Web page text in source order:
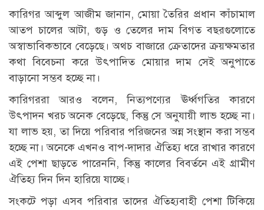
কারিগর আব্দুল আজীম জানান, মোয়া তৈরির প্রধান কাঁচামাল
আতপ চালের আটা, গুড় ও তেলের দাম বিগত বছরগুলোতে
অস্বাভাবিকভাবে বেড়েছে। অথচ বাজারে ক্রেতাদের ক্রয়ক্ষমতার
কথা বিবেচনা করে উৎপাদিত মোয়ার দাম সেই অনুপাতে
বাড়ানো সম্ভব হচ্ছে না।
কারিগররা আরও বলেন, নিত্যপণ্যের ঊর্ধ্বগতির কারণে
উৎপাদন খরচ অনেক বেড়েছে, কিন্তু সে অনুযায়ী লাভ হচ্ছে না।
যা লাভ হয়, তা দিয়ে পরিবার পরিজনের অন্ন সংস্থান করা সম্ভব
হচ্ছে না। অনেকে এখনও বাপ-দাদার ঐতিহ্য ধরে রাখার কারণে
এই পেশা ছাড়তে পারেননি, কিন্তু কালের বিবর্তনে এই গ্রামীণ
ঐতিহ্য দিন দিন হারিয়ে যাচ্ছে।
সংকটে পড়া এসব পরিবার তাদের ঐতিহ্যবাহী পেশা টিকিয়ে